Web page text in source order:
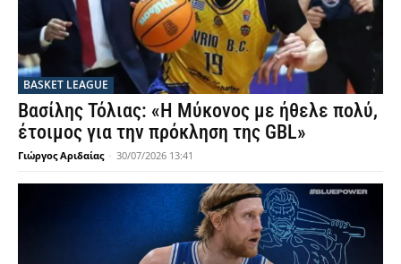
BASKET LEAGUE
Βασίλης Τόλιας: «Η Μύκονος με ήθελε πολύ,
έτοιμος για την πρόκληση της GBL»
Γιώργος Αριδαίας - 30/07/2026 13:41